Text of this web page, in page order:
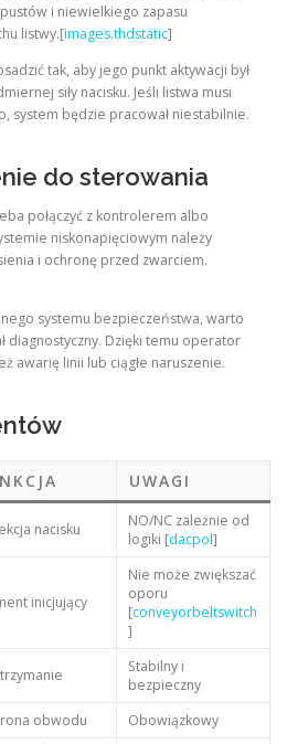
i niewielkiego zapasu
listwy.[images.thdstatic]
tak, aby jego punkt aktywacji był
siły nacisku. Jeśli listwa musi
system będzie pracował niestabilnie.
do sterowania
połączyć z kontrolerem albo
niskonapięciowym należy
i ochronę przed zwarciem.
systemu bezpieczeństwa, warto
diagnostyczny. Dzięki temu operator
awarię linii lub ciągłe naruszenie.
UWAGI
nacisku
NO/NC zależnie od
logiki [dacpol]
inicjujący
Nie może zwiększać
oporu
[conveyorbeltswitch
]
Stabilny i
bezpieczny
obwodu Obowiązkowy